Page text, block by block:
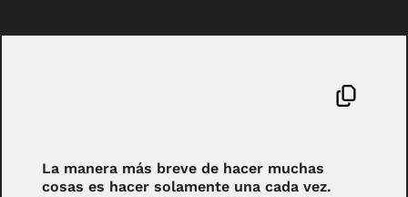
La manera más breve de hacer muchas
cosas es hacer solamente una cada vez.